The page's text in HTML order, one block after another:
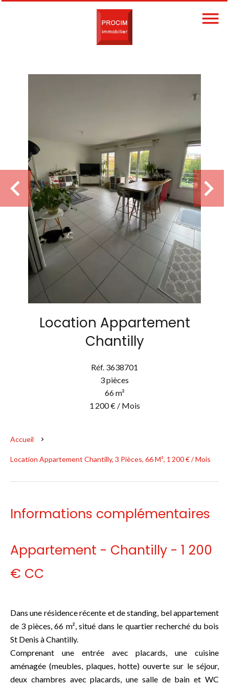
Location Appartement
Chantilly
Réf. 3638701
3 pièces
66 m²
1 200 € / Mois
Accueil
Location Appartement Chantilly, 3 Pièces, 66 M², 1 200 € / Mois
Informations complémentaires
Appartement - Chantilly - 1 200
€ CC
Dans une résidence récente et de standing, bel appartement
de 3 pièces, 66 m², situé dans le quartier recherché du bois
St Denis à Chantilly.
Comprenant une entrée avec placards, une cuisine
aménagée (meubles, plaques, hotte) ouverte sur le séjour,
deux chambres avec placards, une salle de bain et WC